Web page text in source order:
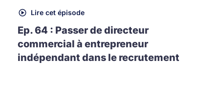
Lire cet épisode
Ep. 64 : Passer de directeur
commercial à entrepreneur
indépendant dans le recrutement